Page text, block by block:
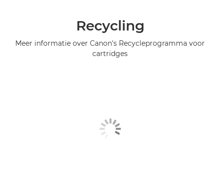
Recycling
Meer informatie over Canon's Recycleprogramma voor
cartridges